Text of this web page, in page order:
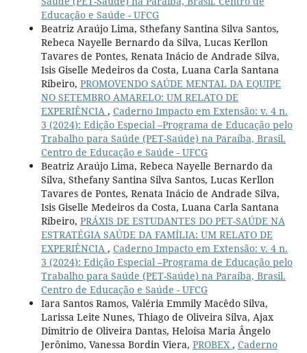
Educação e Saúde - UFCG
Beatriz Araújo Lima, Sthefany Santina Silva Santos,
Rebeca Nayelle Bernardo da Silva, Lucas Kerllon
Tavares de Pontes, Renata Inácio de Andrade Silva,
Isis Giselle Medeiros da Costa, Luana Carla Santana
Ribeiro, PROMOVENDO SAÚDE MENTAL DA EQUIPE
NO SETEMBRO AMARELO: UM RELATO DE
EXPERIÊNCIA , Caderno Impacto em Extensão: v. 4 n.
3 (2024): Edição Especial –Programa de Educação pelo
Trabalho para Saúde (PET-Saúde) na Paraíba, Brasil.
Centro de Educação e Saúde - UFCG
Beatriz Araújo Lima, Rebeca Nayelle Bernardo da
Silva, Sthefany Santina Silva Santos, Lucas Kerllon
Tavares de Pontes, Renata Inácio de Andrade Silva,
Isis Giselle Medeiros da Costa, Luana Carla Santana
Ribeiro, PRÁXIS DE ESTUDANTES DO PET-SAÚDE NA
ESTRATÉGIA SAÚDE DA FAMÍLIA: UM RELATO DE
EXPERIÊNCIA , Caderno Impacto em Extensão: v. 4 n.
3 (2024): Edição Especial –Programa de Educação pelo
Trabalho para Saúde (PET-Saúde) na Paraíba, Brasil.
Centro de Educação e Saúde - UFCG
Iara Santos Ramos, Valéria Emmily Macêdo Silva,
Larissa Leite Nunes, Thiago de Oliveira Silva, Ajax
Dimitrio de Oliveira Dantas, Heloísa Maria Ângelo
Jerônimo, Vanessa Bordin Viera, PROBEX , Caderno